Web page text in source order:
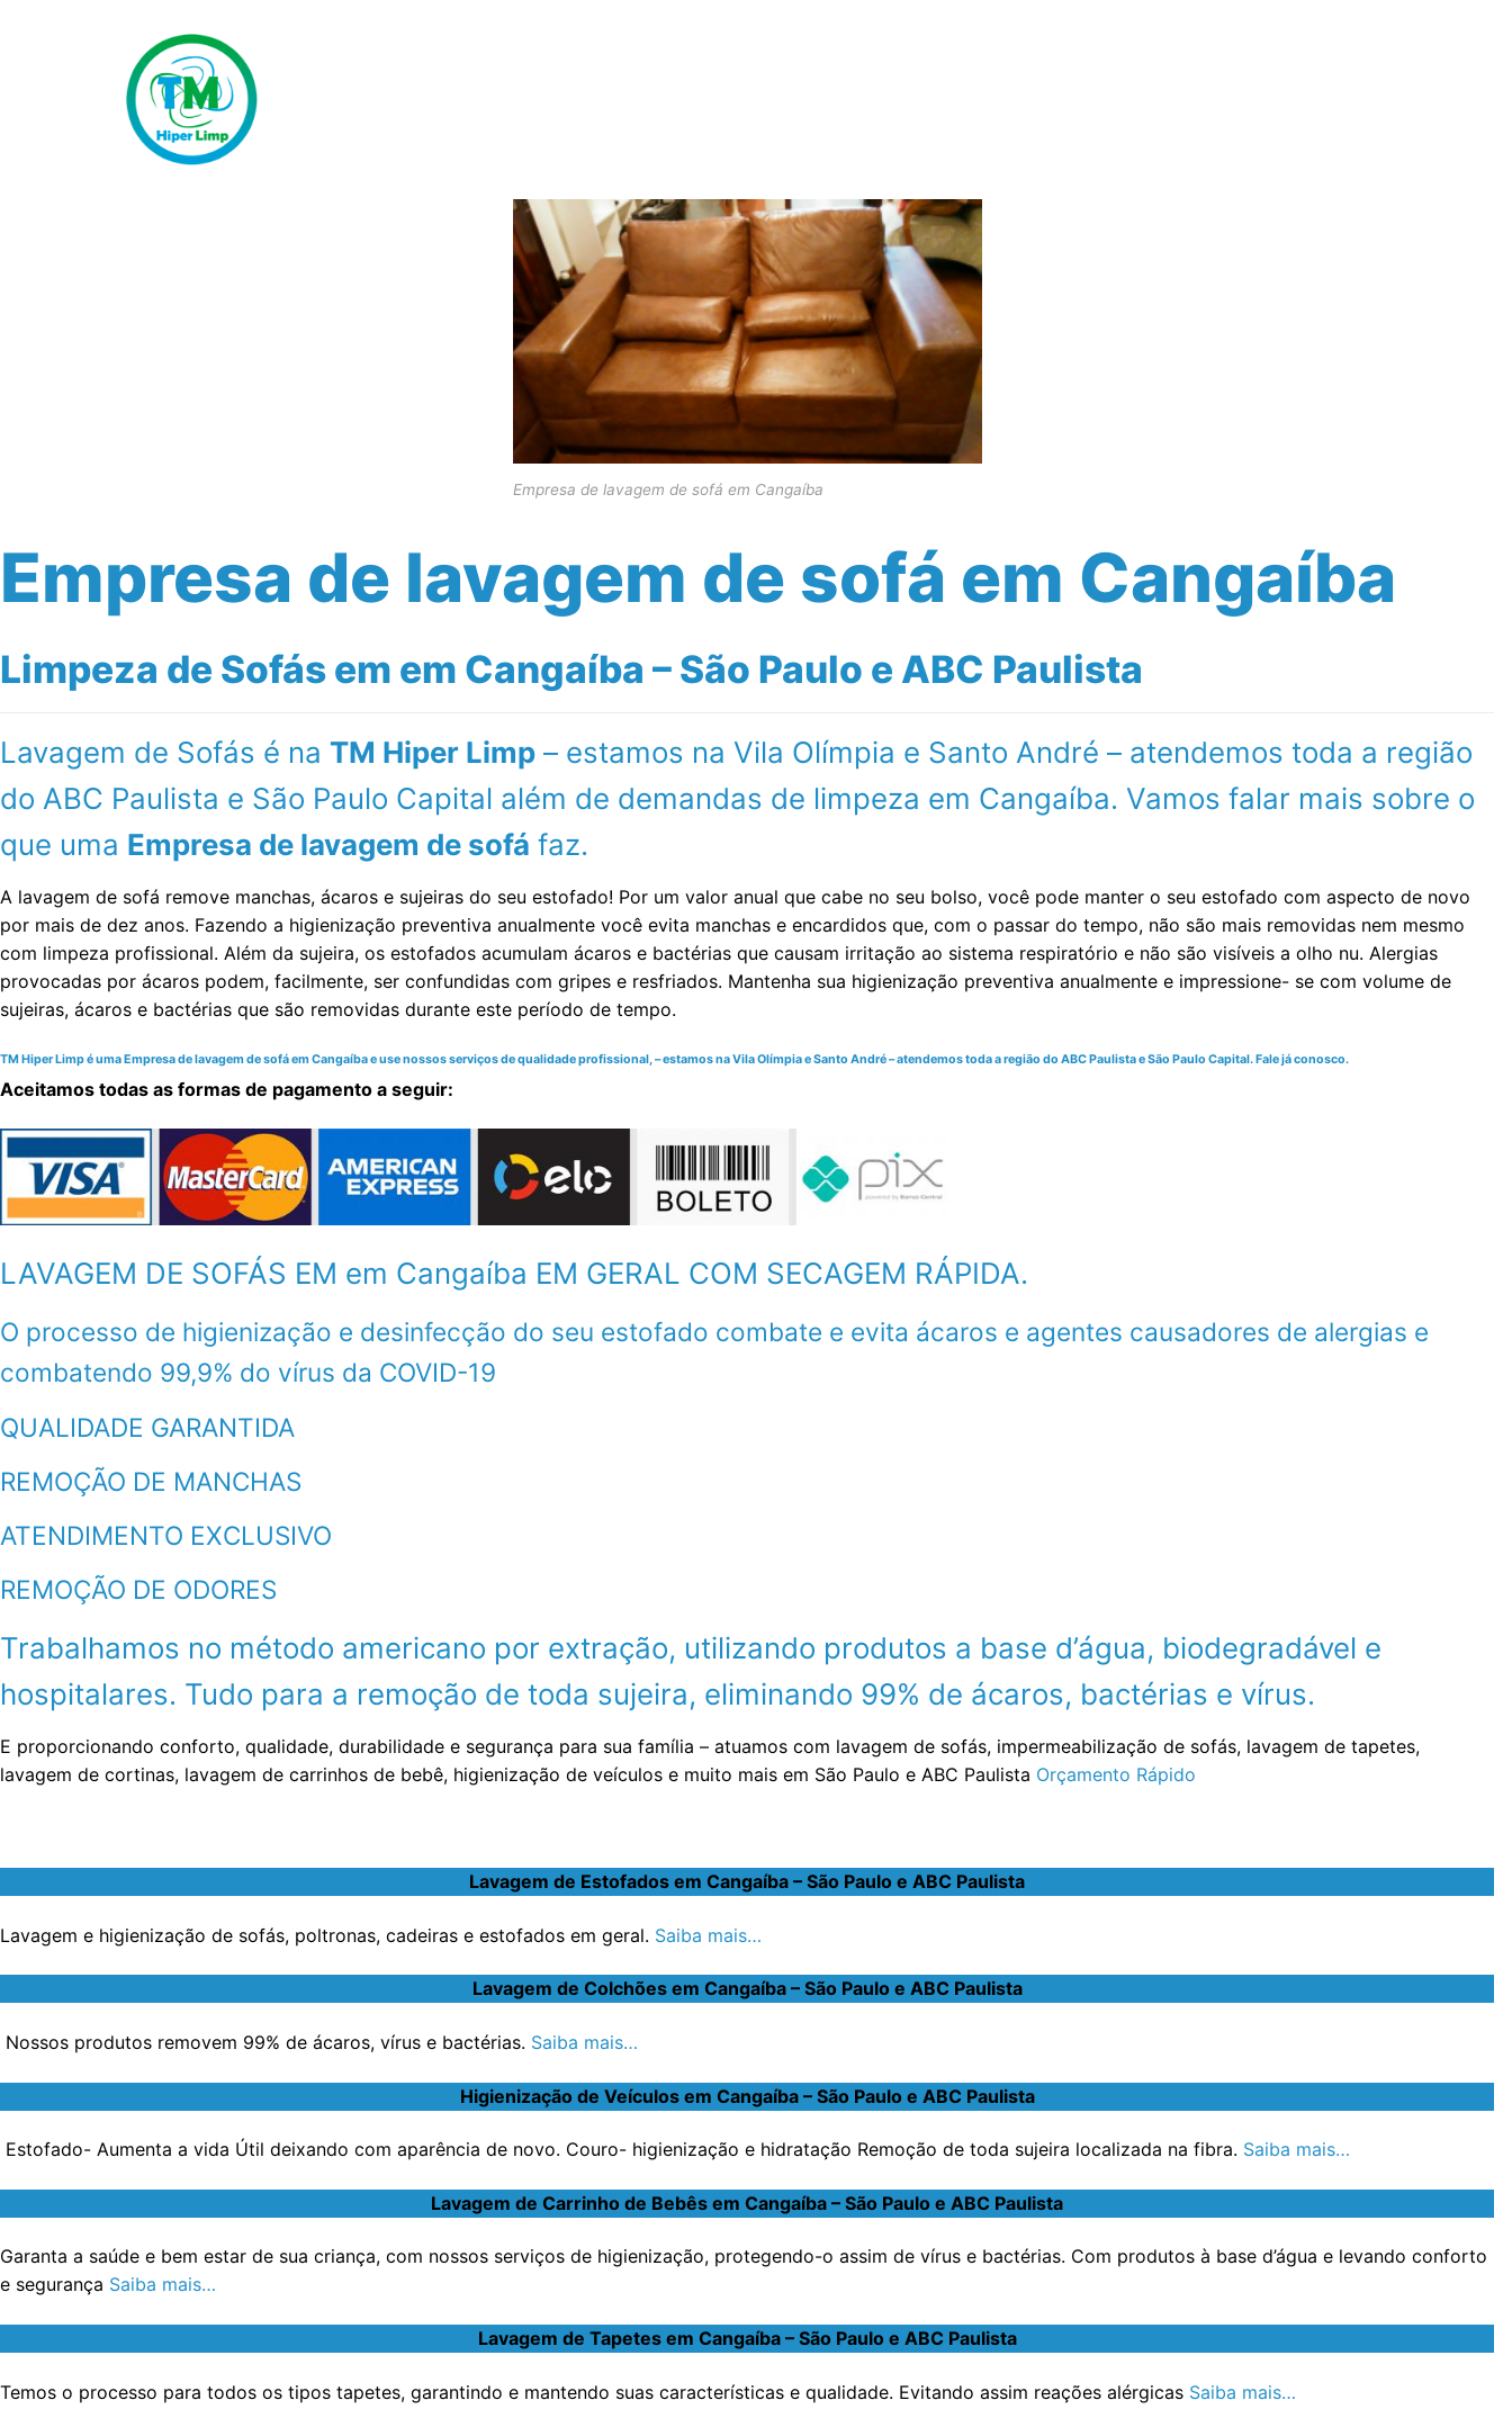
Empresa de lavagem de sofá em Cangaíba
Empresa de lavagem de sofá em Cangaíba
Limpeza de Sofás em em Cangaíba – São Paulo e ABC Paulista
Lavagem de Sofás é na TM Hiper Limp – estamos na Vila Olímpia e Santo André – atendemos toda a região
do ABC Paulista e São Paulo Capital além de demandas de limpeza em Cangaíba. Vamos falar mais sobre o
que uma Empresa de lavagem de sofá faz.
A lavagem de sofá remove manchas, ácaros e sujeiras do seu estofado! Por um valor anual que cabe no seu bolso, você pode manter o seu estofado com aspecto de novo
por mais de dez anos. Fazendo a higienização preventiva anualmente você evita manchas e encardidos que, com o passar do tempo, não são mais removidas nem mesmo
com limpeza profissional. Além da sujeira, os estofados acumulam ácaros e bactérias que causam irritação ao sistema respiratório e não são visíveis a olho nu. Alergias
provocadas por ácaros podem, facilmente, ser confundidas com gripes e resfriados. Mantenha sua higienização preventiva anualmente e impressione- se com volume de
sujeiras, ácaros e bactérias que são removidas durante este período de tempo.
TM Hiper Limp é uma Empresa de lavagem de sofá em Cangaíba e use nossos serviços de qualidade profissional, – estamos na Vila Olímpia e Santo André – atendemos toda a região do ABC Paulista e São Paulo Capital. Fale já conosco.
Aceitamos todas as formas de pagamento a seguir:
LAVAGEM DE SOFÁS EM em Cangaíba EM GERAL COM SECAGEM RÁPIDA.
O processo de higienização e desinfecção do seu estofado combate e evita ácaros e agentes causadores de alergias e
combatendo 99,9% do vírus da COVID-19
QUALIDADE GARANTIDA
REMOÇÃO DE MANCHAS
ATENDIMENTO EXCLUSIVO
REMOÇÃO DE ODORES
Trabalhamos no método americano por extração, utilizando produtos a base d’água, biodegradável e
hospitalares. Tudo para a remoção de toda sujeira, eliminando 99% de ácaros, bactérias e vírus.
E proporcionando conforto, qualidade, durabilidade e segurança para sua família – atuamos com lavagem de sofás, impermeabilização de sofás, lavagem de tapetes,
lavagem de cortinas, lavagem de carrinhos de bebê, higienização de veículos e muito mais em São Paulo e ABC Paulista Orçamento Rápido
Lavagem de Estofados em Cangaíba – São Paulo e ABC Paulista
Lavagem e higienização de sofás, poltronas, cadeiras e estofados em geral. Saiba mais…
Lavagem de Colchões em Cangaíba – São Paulo e ABC Paulista
Nossos produtos removem 99% de ácaros, vírus e bactérias. Saiba mais…
Higienização de Veículos em Cangaíba – São Paulo e ABC Paulista
Estofado- Aumenta a vida Útil deixando com aparência de novo. Couro- higienização e hidratação Remoção de toda sujeira localizada na fibra. Saiba mais…
Lavagem de Carrinho de Bebês em Cangaíba – São Paulo e ABC Paulista
Garanta a saúde e bem estar de sua criança, com nossos serviços de higienização, protegendo-o assim de vírus e bactérias. Com produtos à base d’água e levando conforto
e segurança Saiba mais…
Lavagem de Tapetes em Cangaíba – São Paulo e ABC Paulista
Temos o processo para todos os tipos tapetes, garantindo e mantendo suas características e qualidade. Evitando assim reações alérgicas Saiba mais…